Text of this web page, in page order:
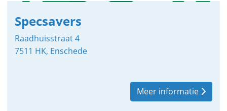
Specsavers
Raadhuisstraat 4
7511 HK, Enschede
Meer informatie